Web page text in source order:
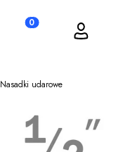
Produkty w koszyku:
Koszyk Zaloguj się
Nasadki udarowe